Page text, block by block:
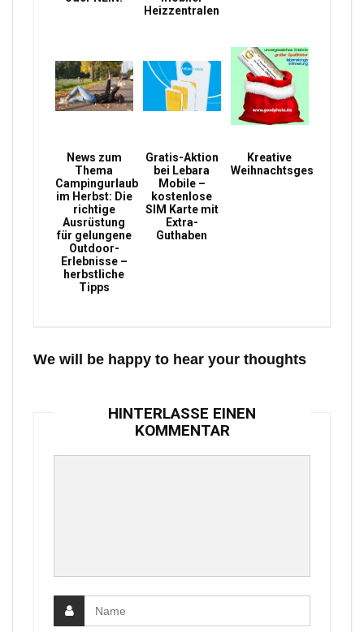
Heizzentralen
News zum
Thema
Campingurlaub
im Herbst: Die
richtige
Ausrüstung
für gelungene
Outdoor-
Erlebnisse –
herbstliche
Tipps
Gratis-Aktion
bei Lebara
Mobile –
kostenlose
SIM Karte mit
Extra-
Guthaben
Kreative
Weihnachtsgeschenke
We will be happy to hear your thoughts
HINTERLASSE EINEN
KOMMENTAR